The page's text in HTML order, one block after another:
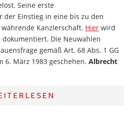
Seine erste
der Einstieg in eine bis zu den
Kanzlerschaft. Hier wird
Die Neuwahlen
gemäß Art. 68 Abs. 1 GG
6. März 1983 geschehen. Albrecht